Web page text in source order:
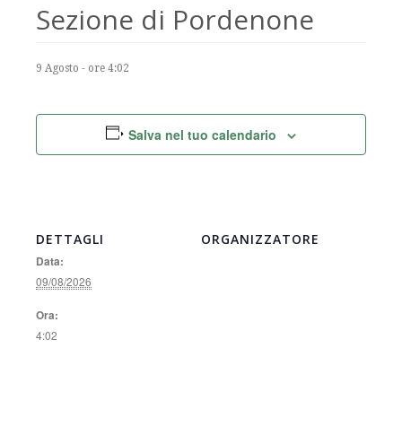
Sezione di Pordenone
9 Agosto - ore 4:02
Salva nel tuo calendario
DETTAGLI
Data:
09/08/2026
Ora:
4:02
ORGANIZZATORE